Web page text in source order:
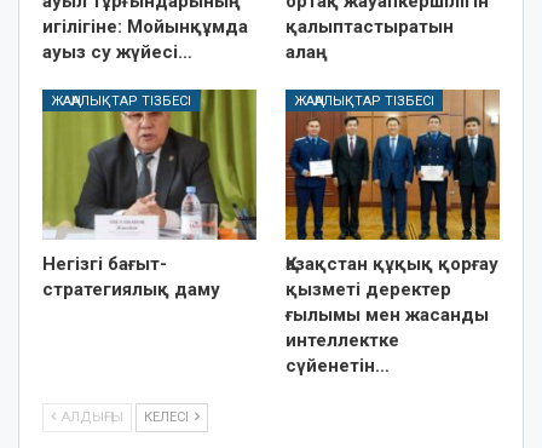
игілігіне: Мойынқұмда
ауыз су жүйесі…
қалыптастыратын
алаң
ЖАҢАЛЫҚТАР ТІЗБЕСІ
Негізгі бағыт-
стратегиялық даму
ЖАҢАЛЫҚТАР ТІЗБЕСІ
Қазақстан құқық қорғау
қызметі деректер
ғылымы мен жасанды
интеллектке
сүйенетін…
АЛДЫҢҒЫ КЕЛЕСІ